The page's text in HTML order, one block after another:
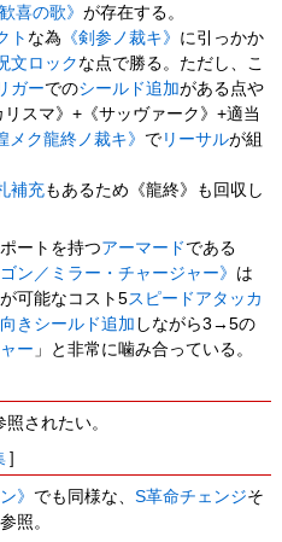
喜の歌》が存在する。
ト な為 《剣参ノ裁キ》 に引っかか
文ロックな点で勝る。ただし、こ
ガーでのシールド追加がある点や
リスマ》+《サッヴァーク》+適当
メク龍終ノ裁キ》 で リーサルが組
補充もあるため《龍終》も回収し
ートを持つアーマード である
ン／ミラー・チャージャー》 は
が可能なコスト5スピードアタッカ
き シールド追加 しながら3→5の
ー 」と非常に噛み合っている。
照されたい。
]
》 でも同様な、S革命チェンジそ
照。